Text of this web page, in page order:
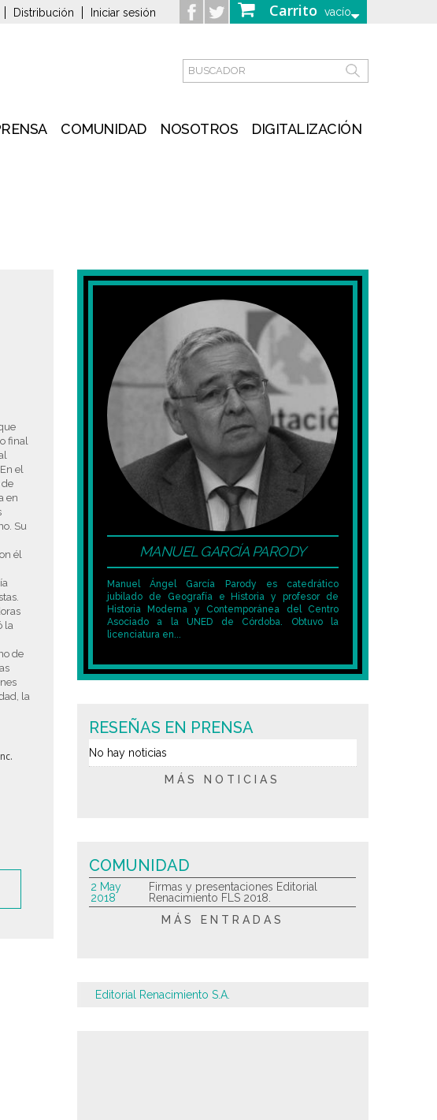
Carrito vacío
Distribución Iniciar sesión
COMUNIDAD NOSOTROS DIGITALIZACIÓN
final
el
en
Su
él
la
de
la
MANUEL GARCÍA PARODY
Manuel Ángel García Parody es catedrático
jubilado de Geografía e Historia y profesor de
Historia Moderna y Contemporánea del Centro
Asociado a la UNED de Córdoba. Obtuvo la
licenciatura en...
RESEÑAS EN PRENSA
No hay noticias
MÁS NOTICIAS
COMUNIDAD
2 May
2018
Firmas y presentaciones Editorial
Renacimiento FLS 2018.
MÁS ENTRADAS
Editorial Renacimiento S.A.